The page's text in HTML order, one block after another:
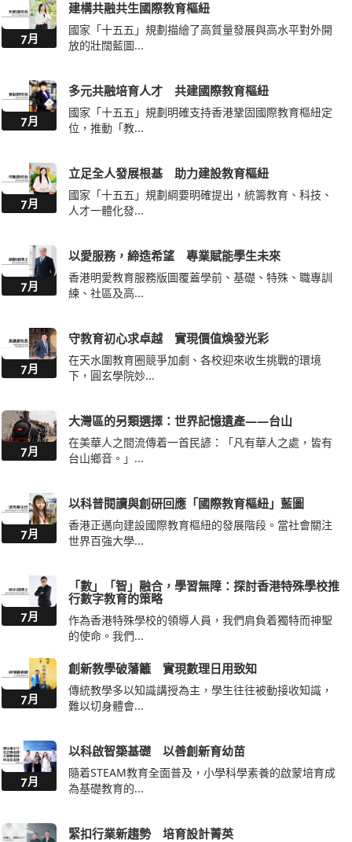
7月
建構共融共生國際教育樞紐
國家「十五五」規劃描繪了高質量發展與高水平對外開
放的壯闊藍圖...
7月
多元共融培育人才 共建國際教育樞紐
國家「十五五」規劃明確支持香港鞏固國際教育樞紐定
位，推動「教...
7月
立足全人發展根基 助力建設教育樞紐
國家「十五五」規劃綱要明確提出，統籌教育、科技、
人才一體化發...
7月
以愛服務，締造希望 專業賦能學生未來
香港明愛教育服務版圖覆蓋學前、基礎、特殊、職專訓
練、社區及高...
7月
守教育初心求卓越 實現價值煥發光彩
在天水圍教育圈競爭加劇、各校迎來收生挑戰的環境
下，圓玄學院妙...
7月
大灣區的另類選擇：世界記憶遺產——台山
在美華人之間流傳着一首民諺：「凡有華人之處，皆有
台山鄉音。」...
7月
以科普閱讀與創研回應「國際教育樞紐」藍圖
香港正邁向建設國際教育樞紐的發展階段。當社會關注
世界百強大學...
7月
「數」「智」融合，學習無障：探討香港特殊學校推
行數字教育的策略
作為香港特殊學校的領導人員，我們肩負着獨特而神聖
的使命。我們...
7月
創新教學破藩籬 實現數理日用致知
傳統教學多以知識講授為主，學生往往被動接收知識，
難以切身體會...
7月
以科啟智築基礎 以善創新育幼苗
隨着STEAM教育全面普及，小學科學素養的啟蒙培育成
為基礎教育的...
緊扣行業新趨勢 培育設計菁英